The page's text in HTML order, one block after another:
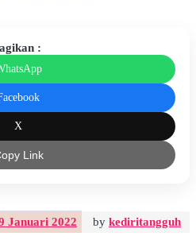
:
X
Link
Januari 2022 by kediritangguh